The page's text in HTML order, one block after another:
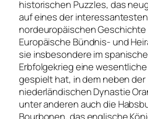
historischen Puzzles, das
auf eines der
nordeuropäischen Geschichte
Europäische Bündnis- und
sie insbesondere im
Erbfolgekrieg eine wesentliche
gespielt hat, in dem neben der
niederländischen Dynastie
unter anderen auch die
Bourbonen, das englische